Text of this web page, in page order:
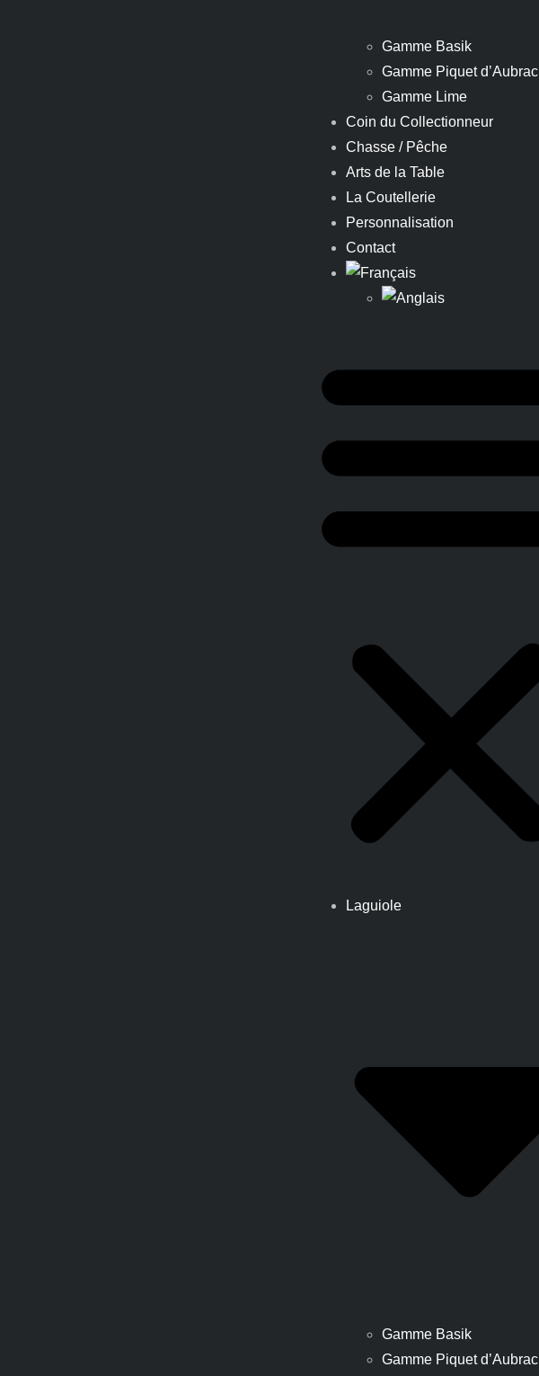
Gamme Basik
Gamme Piquet d’Aubrac
Gamme Lime
Coin du Collectionneur
Chasse / Pêche
Arts de la Table
La Coutellerie
Personnalisation
Contact
Laguiole
Gamme Basik
Gamme Piquet d’Aubrac